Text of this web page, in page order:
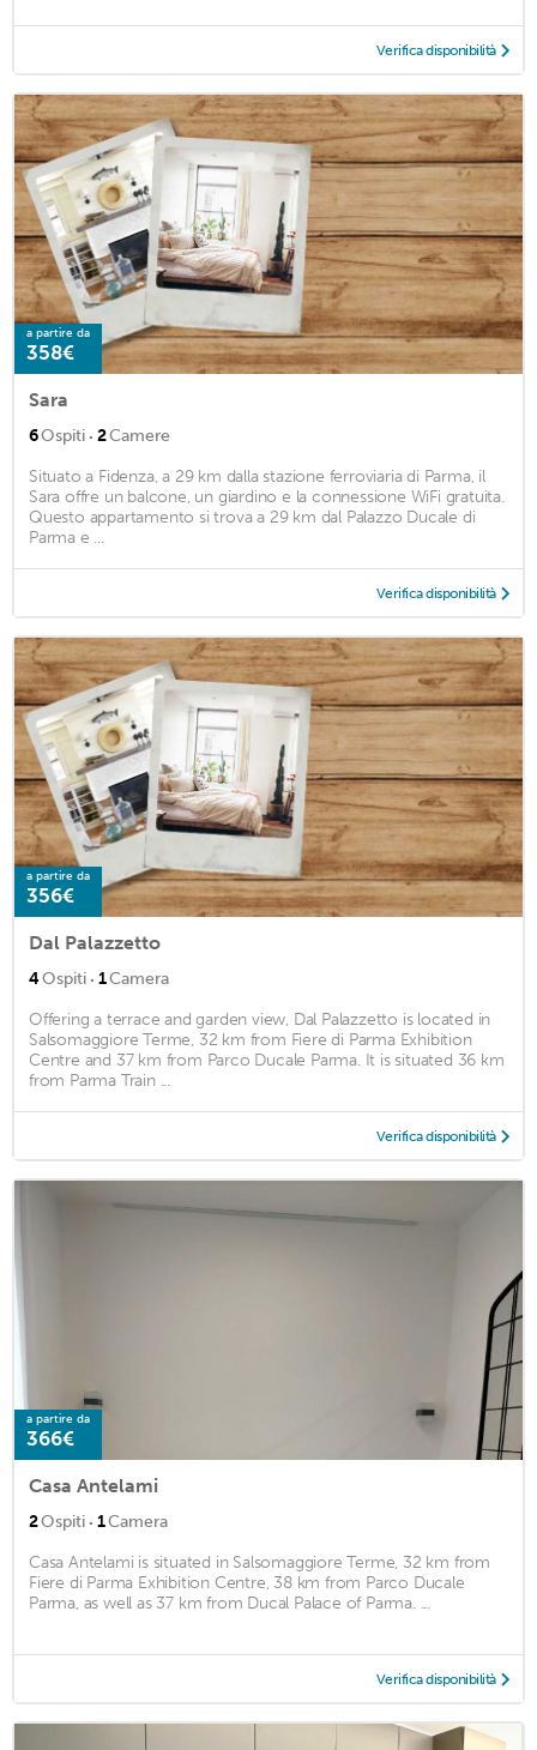
Verifica disponibilità
a partire da
358€
Sara
6Ospiti · 2Camere
Situato a Fidenza, a 29 km dalla stazione ferroviaria di Parma, il
Sara offre un balcone, un giardino e la connessione WiFi gratuita.
Questo appartamento si trova a 29 km dal Palazzo Ducale di
Parma e ...
Verifica disponibilità
a partire da
356€
Dal Palazzetto
4Ospiti · 1Camera
Offering a terrace and garden view, Dal Palazzetto is located in
Salsomaggiore Terme, 32 km from Fiere di Parma Exhibition
Centre and 37 km from Parco Ducale Parma. It is situated 36 km
from Parma Train ...
Verifica disponibilità
a partire da
366€
Casa Antelami
2Ospiti · 1Camera
Casa Antelami is situated in Salsomaggiore Terme, 32 km from
Fiere di Parma Exhibition Centre, 38 km from Parco Ducale
Parma, as well as 37 km from Ducal Palace of Parma. ...
Verifica disponibilità